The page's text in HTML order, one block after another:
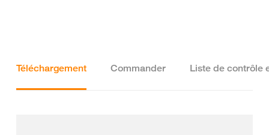
Téléchargement Commander Liste de contrôle